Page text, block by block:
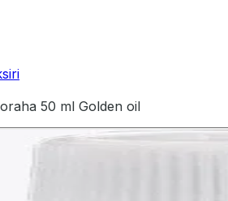
50 ml Golden oil